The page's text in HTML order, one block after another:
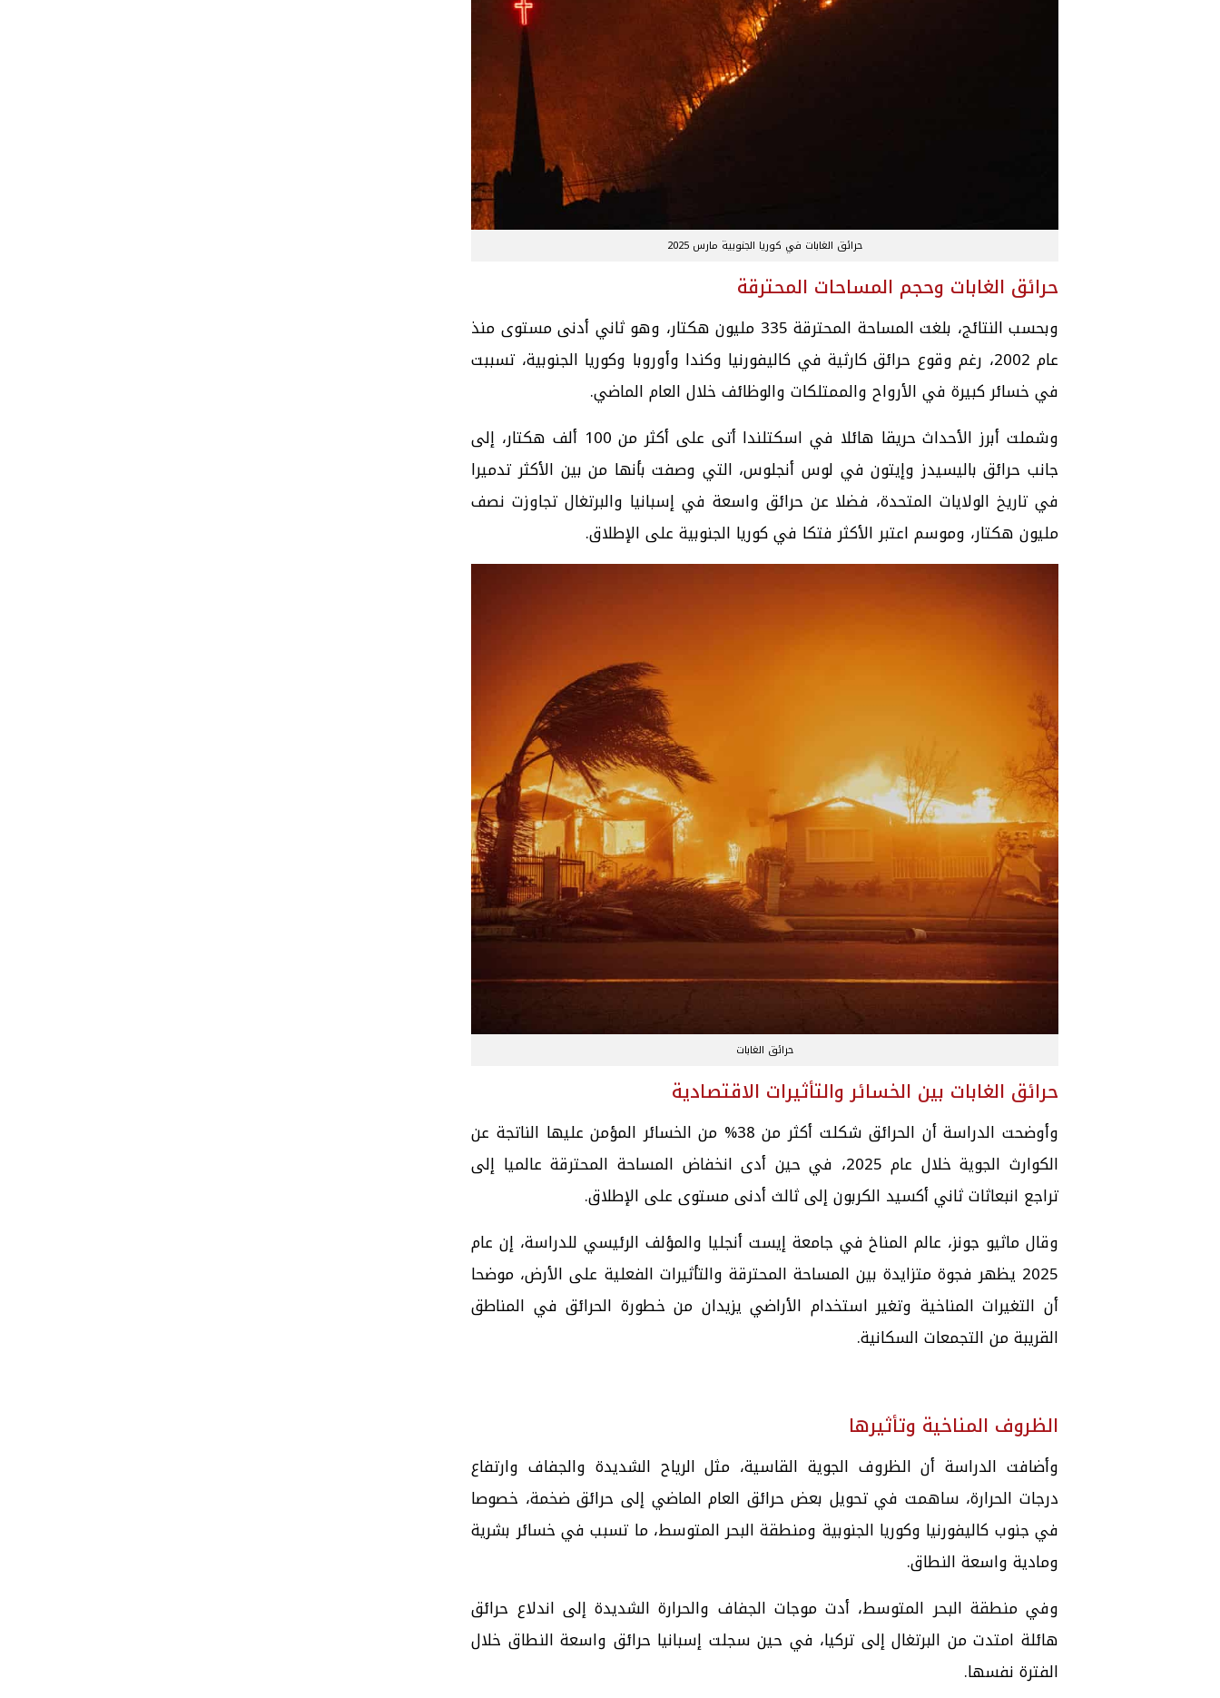
حرائق الغابات في كوريا الجنوبية مارس 2025
حرائق الغابات وحجم المساحات المحترقة
وبحسب النتائج، بلغت المساحة المحترقة 335 مليون هكتار، وهو ثاني أدنى مستوى منذ
عام 2002، رغم وقوع حرائق كارثية في كاليفورنيا وكندا وأوروبا وكوريا الجنوبية، تسببت
في خسائر كبيرة في الأرواح والممتلكات والوظائف خلال العام الماضي.
وشملت أبرز الأحداث حريقا هائلا في اسكتلندا أتى على أكثر من 100 ألف هكتار، إلى
جانب حرائق باليسيدز وإيتون في لوس أنجلوس، التي وصفت بأنها من بين الأكثر تدميرا
في تاريخ الولايات المتحدة، فضلا عن حرائق واسعة في إسبانيا والبرتغال تجاوزت نصف
مليون هكتار، وموسم اعتبر الأكثر فتكا في كوريا الجنوبية على الإطلاق.
حرائق الغابات
حرائق الغابات بين الخسائر والتأثيرات الاقتصادية
وأوضحت الدراسة أن الحرائق شكلت أكثر من 38% من الخسائر المؤمن عليها الناتجة عن
الكوارث الجوية خلال عام 2025، في حين أدى انخفاض المساحة المحترقة عالميا إلى
تراجع انبعاثات ثاني أكسيد الكربون إلى ثالث أدنى مستوى على الإطلاق.
وقال ماثيو جونز، عالم المناخ في جامعة إيست أنجليا والمؤلف الرئيسي للدراسة، إن عام
2025 يظهر فجوة متزايدة بين المساحة المحترقة والتأثيرات الفعلية على الأرض، موضحا
أن التغيرات المناخية وتغير استخدام الأراضي يزيدان من خطورة الحرائق في المناطق
القريبة من التجمعات السكانية.
الظروف المناخية وتأثيرها
وأضافت الدراسة أن الظروف الجوية القاسية، مثل الرياح الشديدة والجفاف وارتفاع
درجات الحرارة، ساهمت في تحويل بعض حرائق العام الماضي إلى حرائق ضخمة، خصوصا
في جنوب كاليفورنيا وكوريا الجنوبية ومنطقة البحر المتوسط، ما تسبب في خسائر بشرية
ومادية واسعة النطاق.
وفي منطقة البحر المتوسط، أدت موجات الجفاف والحرارة الشديدة إلى اندلاع حرائق
هائلة امتدت من البرتغال إلى تركيا، في حين سجلت إسبانيا حرائق واسعة النطاق خلال
الفترة نفسها.